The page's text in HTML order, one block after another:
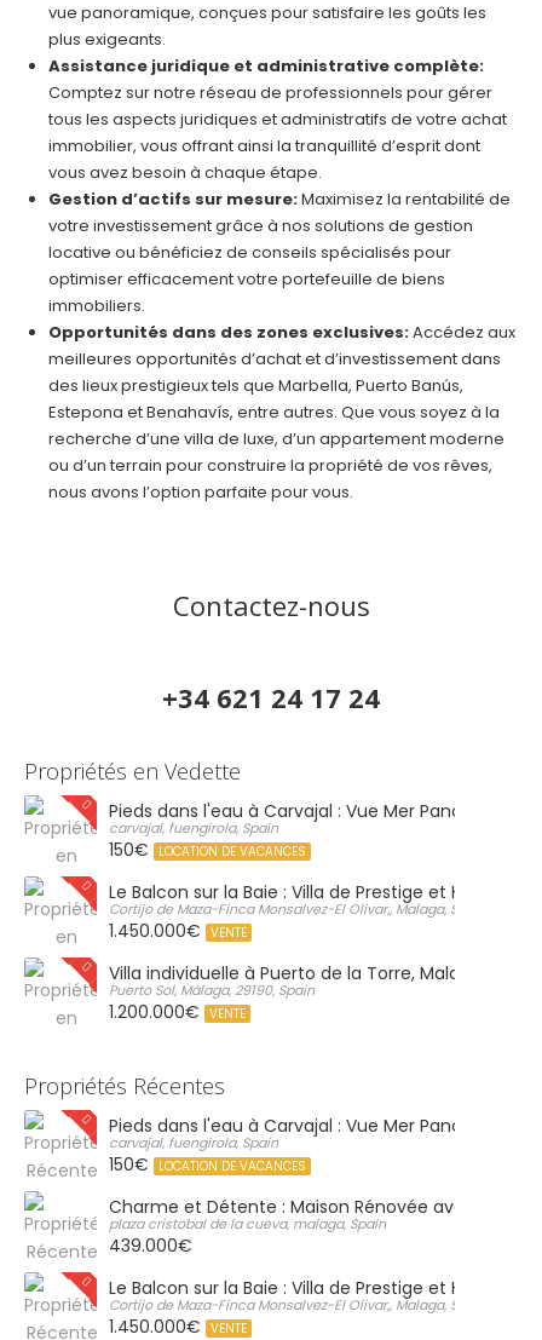
vue panoramique, conçues pour satisfaire les goûts les
plus exigeants.
Assistance juridique et administrative complète:
Comptez sur notre réseau de professionnels pour gérer
tous les aspects juridiques et administratifs de votre achat
immobilier, vous offrant ainsi la tranquillité d’esprit dont
vous avez besoin à chaque étape.
Gestion d’actifs sur mesure:Maximisez la rentabilité de
votre investissement grâce à nos solutions de gestion
locative ou bénéficiez de conseils spécialisés pour
optimiser efficacement votre portefeuille de biens
immobiliers.
Opportunités dans des zones exclusives:Accédez aux
meilleures opportunités d’achat et d’investissement dans
des lieux prestigieux tels que Marbella, Puerto Banús,
Estepona et Benahavís, entre autres. Que vous soyez à la
recherche d’une villa de luxe, d’un appartement moderne
ou d’un terrain pour construire la propriété de vos rêves,
nous avons l’option parfaite pour vous.
Contactez-nous
+34 621 24 17 24
Propriétés en Vedette
Pieds dans l'eau à Carvajal : Vue Mer Panoramique
carvajal, fuengirola, Spain
150€ LOCATION DE VACANCES
Le Balcon sur la Baie : Villa de Prestige et Horizon
Cortijo de Maza-Finca Monsalvez-El Olivar,, Malaga, Spain
1.450.000€ VENTE
Villa individuelle à Puerto de la Torre, Malaga
Puerto Sol, Málaga, 29190, Spain
1.200.000€ VENTE
Propriétés Récentes
Pieds dans l'eau à Carvajal : Vue Mer Panoramique
carvajal, fuengirola, Spain
150€ LOCATION DE VACANCES
Charme et Détente : Maison Rénovée avec Grand
plaza cristobal de la cueva, malaga, Spain
439.000€
Le Balcon sur la Baie : Villa de Prestige et Horizon
Cortijo de Maza-Finca Monsalvez-El Olivar,, Malaga, Spain
1.450.000€ VENTE